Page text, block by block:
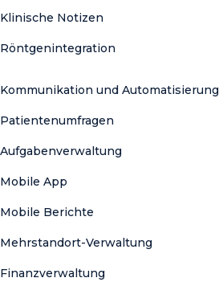
Klinische Notizen
Röntgenintegration
Kommunikation und Automatisierung
Patientenumfragen
Aufgabenverwaltung
Mobile App
Mobile Berichte
Mehrstandort-Verwaltung
Finanzverwaltung